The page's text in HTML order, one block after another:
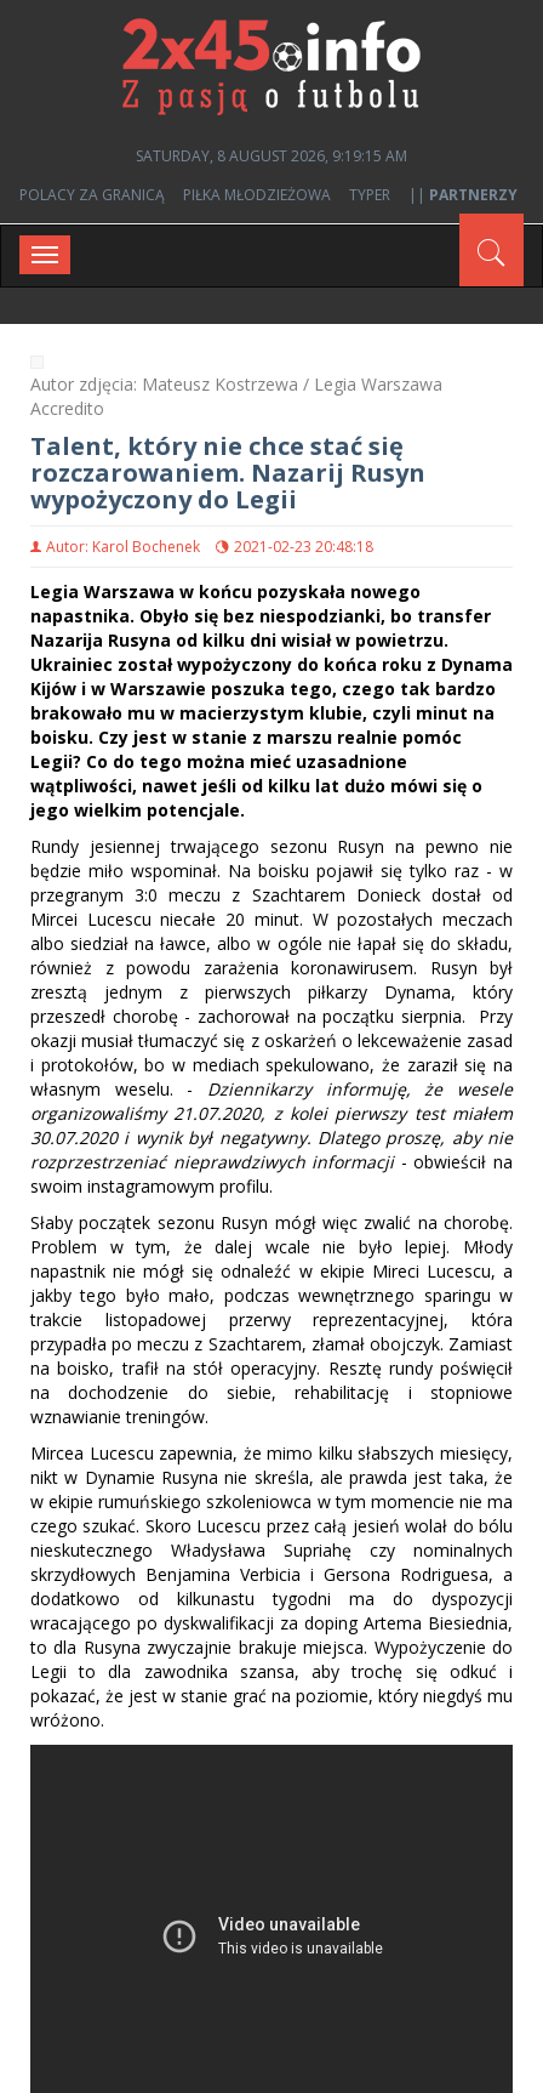
SATURDAY, 8 AUGUST 2026, 9:19:16 AM
POLACY ZA GRANICĄ
PIŁKA MŁODZIEŻOWA TYPER || PARTNERZY
Toggle
navigation
Autor zdjęcia: Mateusz Kostrzewa / Legia Warszawa
Accredito
Talent, który nie chce stać się
rozczarowaniem. Nazarij Rusyn
wypożyczony do Legii
Autor: Karol Bochenek 2021-02-23 20:48:18
Legia Warszawa w końcu pozyskała nowego
napastnika. Obyło się bez niespodzianki, bo transfer
Nazarija Rusyna od kilku dni wisiał w powietrzu.
Ukrainiec został wypożyczony do końca roku z Dynama
Kijów i w Warszawie poszuka tego, czego tak bardzo
brakowało mu w macierzystym klubie, czyli minut na
boisku. Czy jest w stanie z marszu realnie pomóc
Legii? Co do tego można mieć uzasadnione
wątpliwości, nawet jeśli od kilku lat dużo mówi się o
jego wielkim potencjale.
Rundy jesiennej trwającego sezonu Rusyn na pewno nie
będzie miło wspominał. Na boisku pojawił się tylko raz - w
przegranym 3:0 meczu z Szachtarem Donieck dostał od
Mircei Lucescu niecałe 20 minut. W pozostałych meczach
albo siedział na ławce, albo w ogóle nie łapał się do składu,
również z powodu zarażenia koronawirusem. Rusyn był
zresztą jednym z pierwszych piłkarzy Dynama, który
przeszedł chorobę - zachorował na początku sierpnia. Przy
okazji musiał tłumaczyć się z oskarżeń o lekceważenie zasad
i protokołów, bo w mediach spekulowano, że zaraził się na
własnym weselu. - Dziennikarzy informuję, że wesele
organizowaliśmy 21.07.2020, z kolei pierwszy test miałem
30.07.2020 i wynik był negatywny. Dlatego proszę, aby nie
rozprzestrzeniać nieprawdziwych informacji- obwieścił na
swoim instagramowym profilu.
Słaby początek sezonu Rusyn mógł więc zwalić na chorobę.
Problem w tym, że dalej wcale nie było lepiej. Młody
napastnik nie mógł się odnaleźć w ekipie Mireci Lucescu, a
jakby tego było mało, podczas wewnętrznego sparingu w
trakcie listopadowej przerwy reprezentacyjnej, która
przypadła po meczu z Szachtarem, złamał obojczyk. Zamiast
na boisko, trafił na stół operacyjny. Resztę rundy poświęcił
na dochodzenie do siebie, rehabilitację i stopniowe
wznawianie treningów.
Mircea Lucescu zapewnia, że mimo kilku słabszych miesięcy,
nikt w Dynamie Rusyna nie skreśla, ale prawda jest taka, że
w ekipie rumuńskiego szkoleniowca w tym momencie nie ma
czego szukać. Skoro Lucescu przez całą jesień wolał do bólu
nieskutecznego Władysława Supriahę czy nominalnych
skrzydłowych Benjamina Verbicia i Gersona Rodriguesa, a
dodatkowo od kilkunastu tygodni ma do dyspozycji
wracającego po dyskwalifikacji za doping Artema Biesiednia,
to dla Rusyna zwyczajnie brakuje miejsca. Wypożyczenie do
Legii to dla zawodnika szansa, aby trochę się odkuć i
pokazać, że jest w stanie grać na poziomie, który niegdyś mu
wróżono.